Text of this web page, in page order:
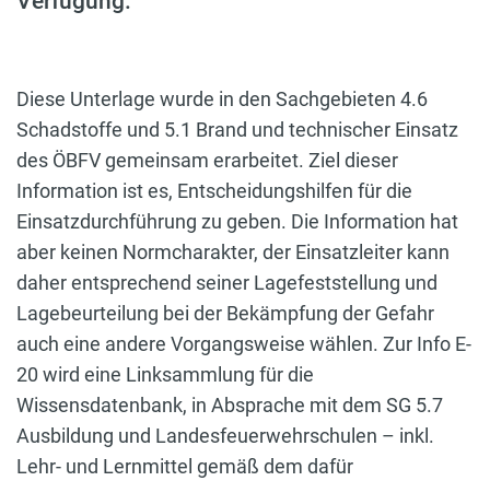
Diese Unterlage wurde in den Sachgebieten 4.6
Schadstoffe und 5.1 Brand und technischer Einsatz
des ÖBFV gemeinsam erarbeitet. Ziel dieser
Information ist es, Entscheidungshilfen für die
Einsatzdurchführung zu geben. Die Information hat
aber keinen Normcharakter, der Einsatzleiter kann
daher entsprechend seiner Lagefeststellung und
Lagebeurteilung bei der Bekämpfung der Gefahr
auch eine andere Vorgangsweise wählen. Zur Info E-
20 wird eine Linksammlung für die
Wissensdatenbank, in Absprache mit dem SG 5.7
Ausbildung und Landesfeuerwehrschulen – inkl.
Lehr- und Lernmittel gemäß dem dafür